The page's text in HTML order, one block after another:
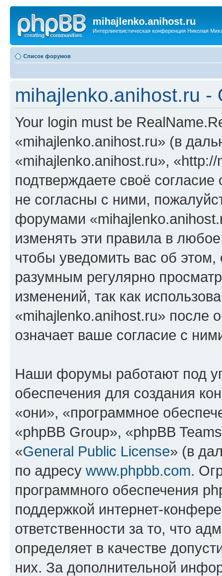
mihajlenko.anihost.ru
Интерлингвистическая конференция Николая
Список форумов
mihajlenko.anihost.ru
Your login must be
«mihajlenko.anihost.ru» (в
«mihajlenko.anihost.ru»,
подтверждаете своё
не согласны с ними,
форумами
изменять эти правила в
чтобы уведомить вас об
разумным регулярно
изменений, так как
«mihajlenko.anihost.ru» после
означает ваше согласие с
Наши форумы работают под
обеспечения для создания
«они», «программное
«phpBB Group», «phpBB
«General Public License» (в
по адресу www.phpbb.com.
программного обеспечения
поддержкой интернет-
ответственности за то, что
определяет в качестве
них. За дополнительной